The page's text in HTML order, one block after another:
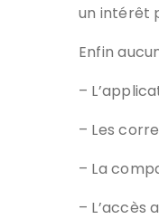
un intérêt
Enfin
–
– Les
– La
– L’accès